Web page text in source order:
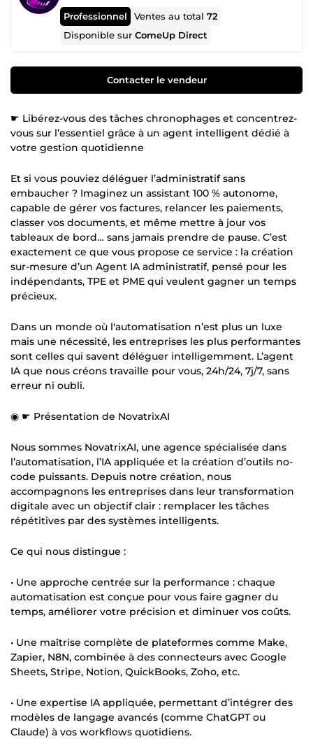
Professionnel Ventes au total72
Disponible surComeUp Direct
Contacter le vendeur
☛ Libérez-vous des tâches chronophages et concentrez-
vous sur l’essentiel grâce à un agent intelligent dédié à
votre gestion quotidienne
Et si vous pouviez déléguer l’administratif sans
embaucher ? Imaginez un assistant 100 % autonome,
capable de gérer vos factures, relancer les paiements,
classer vos documents, et même mettre à jour vos
tableaux de bord… sans jamais prendre de pause. C’est
exactement ce que vous propose ce service : la création
sur-mesure d’un Agent IA administratif, pensé pour les
indépendants, TPE et PME qui veulent gagner un temps
précieux.
Dans un monde où l'automatisation n’est plus un luxe
mais une nécessité, les entreprises les plus performantes
sont celles qui savent déléguer intelligemment. L’agent
IA que nous créons travaille pour vous, 24h/24, 7j/7, sans
erreur ni oubli.
◉ ☛ Présentation de NovatrixAI
Nous sommes NovatrixAI, une agence spécialisée dans
l’automatisation, l’IA appliquée et la création d’outils no-
code puissants. Depuis notre création, nous
accompagnons les entreprises dans leur transformation
digitale avec un objectif clair : remplacer les tâches
répétitives par des systèmes intelligents.
Ce qui nous distingue :
• Une approche centrée sur la performance : chaque
automatisation est conçue pour vous faire gagner du
temps, améliorer votre précision et diminuer vos coûts.
• Une maîtrise complète de plateformes comme Make,
Zapier, N8N, combinée à des connecteurs avec Google
Sheets, Stripe, Notion, QuickBooks, Zoho, etc.
• Une expertise IA appliquée, permettant d’intégrer des
modèles de langage avancés (comme ChatGPT ou
Claude) à vos workflows quotidiens.